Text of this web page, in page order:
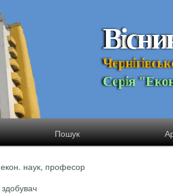
Вісни
Чернігівськ
Серія "Еко
Пошук
екон. наук, професор
здобувач